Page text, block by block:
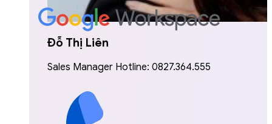
Đỗ Thị Liên
Sales Manager Hotline: 0827.364.555